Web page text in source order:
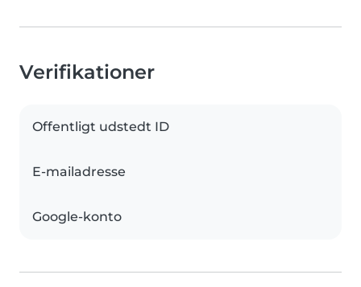
Verifikationer
Offentligt udstedt ID
E-mailadresse
Google-konto